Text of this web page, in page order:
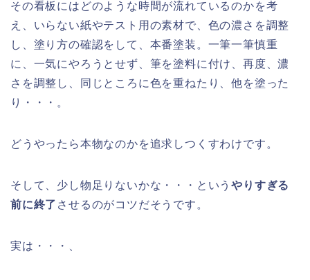
その看板にはどのような時間が流れているのかを考
え、いらない紙やテスト用の素材で、色の濃さを調整
し、塗り方の確認をして、本番塗装。一筆一筆慎重
に、一気にやろうとせず、筆を塗料に付け、再度、濃
さを調整し、同じところに色を重ねたり、他を塗った
り・・・。
どうやったら本物なのかを追求しつくすわけです。
そして、少し物足りないかな・・・というやりすぎる
前に終了 させるのがコツだそうです。
実は・・・、